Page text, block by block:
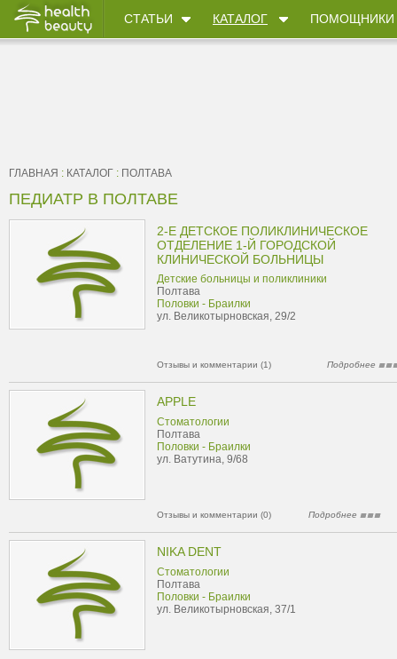
СТАТЬИ КАТАЛОГ ПОМОЩНИКИ
ГЛАВНАЯ : КАТАЛОГ : ПОЛТАВА
ПЕДИАТР В ПОЛТАВЕ
2-Е ДЕТСКОЕ ПОЛИКЛИНИЧЕСКОЕ
ОТДЕЛЕНИЕ 1-Й ГОРОДСКОЙ
КЛИНИЧЕСКОЙ БОЛЬНИЦЫ
Детские больницы и поликлиники
Полтава
Половки - Браилки
ул. Великотырновская, 29/2
Отзывы и комментарии (1) Подробнее
APPLE
Стоматологии
Полтава
Половки - Браилки
ул. Ватутина, 9/68
Отзывы и комментарии (0) Подробнее
NIKA DENT
Стоматологии
Полтава
Половки - Браилки
ул. Великотырновская, 37/1